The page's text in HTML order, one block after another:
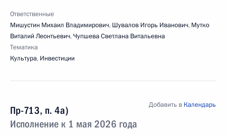
Ответственные
Мишустин Михаил Владимирович, Шувалов Игорь Иванович, Мутко
Виталий Леонтьевич,Чупшева Светлана Витальевна
Тематика
Культура, Инвестиции
Пр-713, п. 4а)
Исполнение к 1 мая 2026 года
Добавить в Календарь